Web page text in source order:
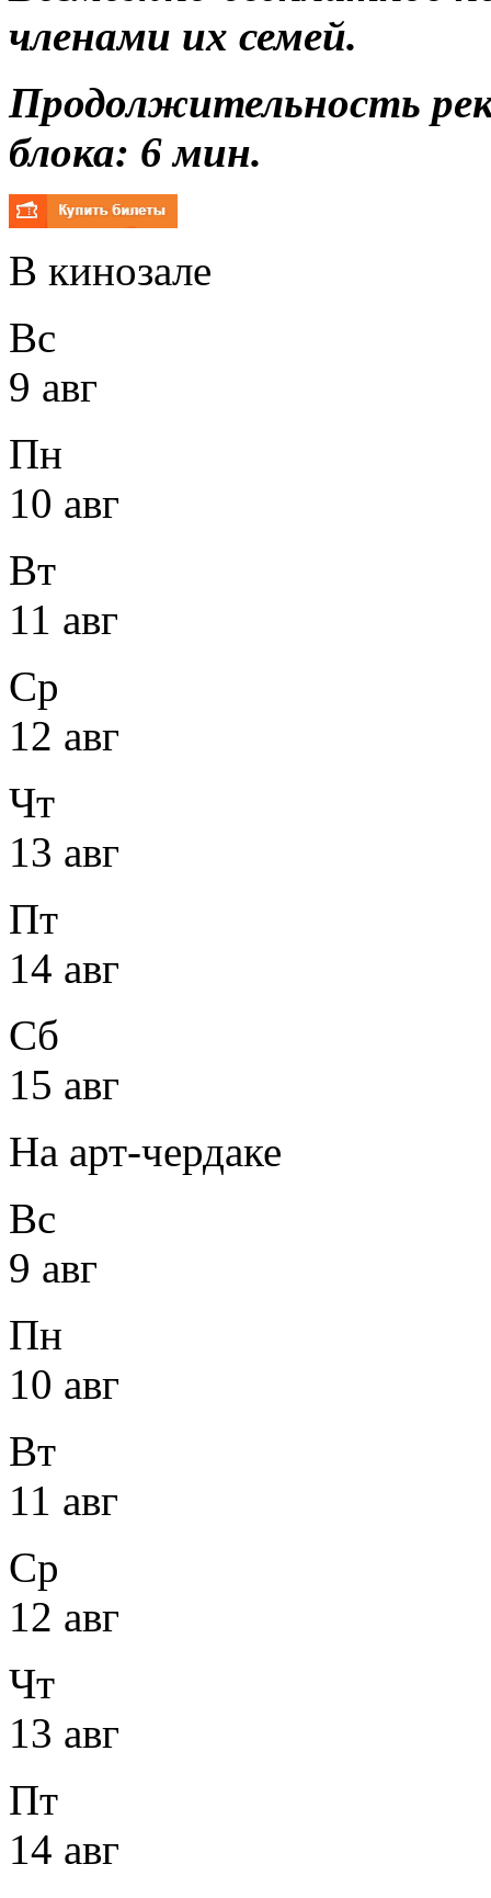
членами их семей.
Продолжительность
блока: 6 мин.
В кинозале
Вс
9 авг
Пн
10 авг
Вт
11 авг
Ср
12 авг
Чт
13 авг
Пт
14 авг
Сб
15 авг
На арт-чердаке
Вс
9 авг
Пн
10 авг
Вт
11 авг
Ср
12 авг
Чт
13 авг
Пт
14 авг